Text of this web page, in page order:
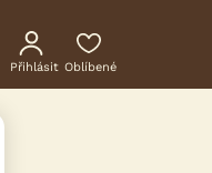
Přihlásit Oblíbené